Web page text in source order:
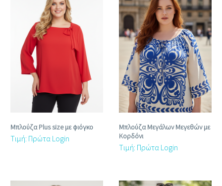
Μπλούζα Plus size με φιόγκο
Τιμή: Πρώτα Login
Μπλούζα Μεγάλων Μεγεθών με
Κορδόνι
Τιμή: Πρώτα Login